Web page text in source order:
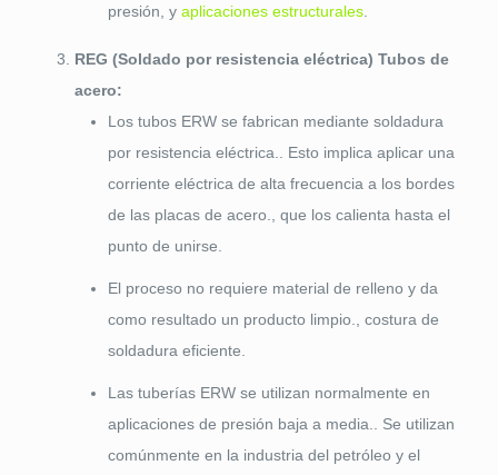
presión, y aplicaciones estructurales.
REG (Soldado por resistencia eléctrica) Tubos de
acero:
Los tubos ERW se fabrican mediante soldadura
por resistencia eléctrica.. Esto implica aplicar una
corriente eléctrica de alta frecuencia a los bordes
de las placas de acero., que los calienta hasta el
punto de unirse.
El proceso no requiere material de relleno y da
como resultado un producto limpio., costura de
soldadura eficiente.
Las tuberías ERW se utilizan normalmente en
aplicaciones de presión baja a media.. Se utilizan
comúnmente en la industria del petróleo y el